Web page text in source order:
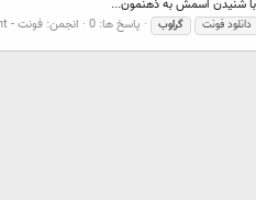
دانلود فونت گراوب پاسخ ها: 0 انجمن: فونت - Font